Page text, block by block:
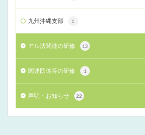
九州沖縄支部 6
アル法関連の研修 13
関連団体等の研修 1
声明・お知らせ 22